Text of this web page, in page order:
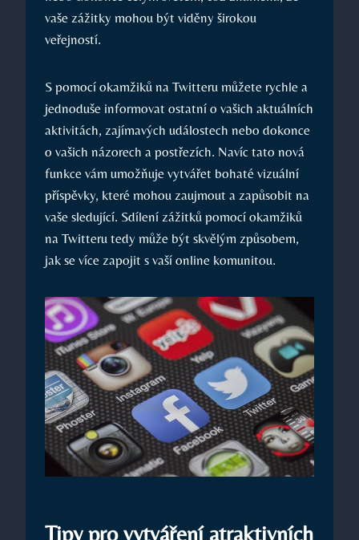
vaše zážitky mohou být viděny širokou
veřejností.
S pomocí okamžiků na Twitteru můžete rychle a
jednoduše informovat ostatní o vašich aktuálních
aktivitách, zajímavých událostech nebo dokonce
o vašich názorech a postřezích. Navíc tato nová
funkce vám umožňuje vytvářet bohaté vizuální
příspěvky, které mohou zaujmout a zapůsobit na
vaše sledující. Sdílení zážitků pomocí okamžiků
na Twitteru tedy může být skvělým způsobem,
jak se více zapojit s vaší online komunitou.
Tipy pro vytváření atraktivních